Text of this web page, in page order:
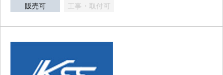
販売可 工事・取付可